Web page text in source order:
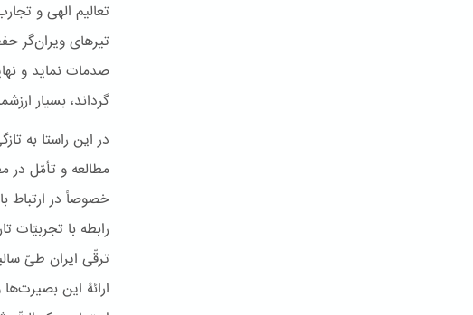
تعالیم الهی و
تیرهای ویران‌گر
صدمات نماید و
گرداند، بسیار
در این راستا به
مطالعه و تأمّل در
خصوصاً در ارتباط
رابطه با تجربیّات
ترقّی ایران طیّ
ارائۀ این